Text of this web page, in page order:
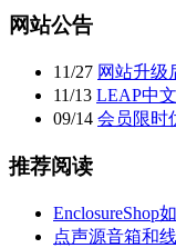
网站公告
11/27 网站升级
11/13 LEAP中
09/14 会员限时
推荐阅读
EnclosureShop
点声源音箱和